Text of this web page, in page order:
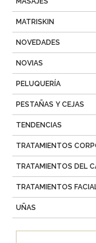
MATRISKIN
NOVEDADES
NOVIAS
PELUQUERÍA
PESTAÑAS Y CEJAS
TENDENCIAS
TRATAMIENTOS
TRATAMIENTOS DEL
TRATAMIENTOS
UÑAS